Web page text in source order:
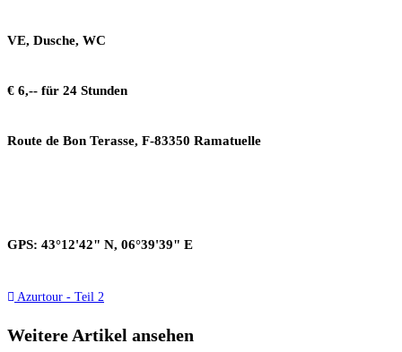
VE, Dusche, WC
€ 6,-- für 24 Stunden
Route de Bon Terasse, F-83350 Ramatuelle
GPS: 43°12'42" N, 06°39'39" E
Azurtour - Teil 2
Weitere Artikel ansehen